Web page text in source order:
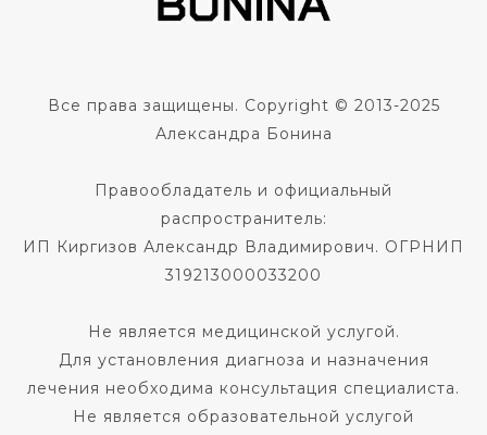
Все права защищены. Copyright © 2013-2025
Александра Бонина
Правообладатель и официальный
распространитель:
ИП Киргизов Александр Владимирович. ОГРНИП
319213000033200
Не является медицинской услугой.
Для установления диагноза и назначения
лечения необходима консультация специалиста.
Не является образовательной услугой